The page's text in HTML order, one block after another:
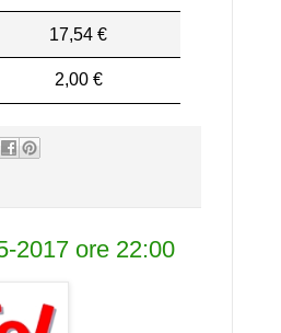
17,54 €
2,00 €
2017 ore 22:00